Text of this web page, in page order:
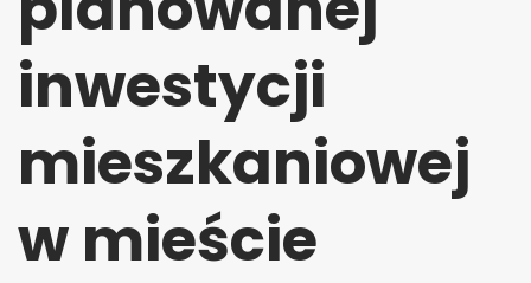
inwestycji
mieszkaniowej
w mieście